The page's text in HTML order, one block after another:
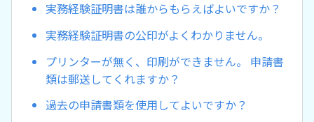
実務経験証明書は誰からもらえばよいですか？
実務経験証明書の公印がよくわかりません。
プリンターが無く、印刷ができません。 申請書
類は郵送してくれますか？
過去の申請書類を使用してよいですか？